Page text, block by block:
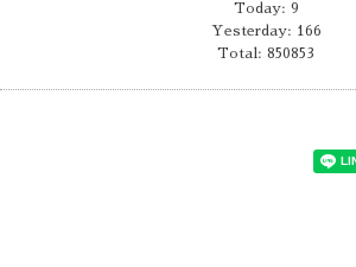
Today: 9
Yesterday: 166
Total: 850853